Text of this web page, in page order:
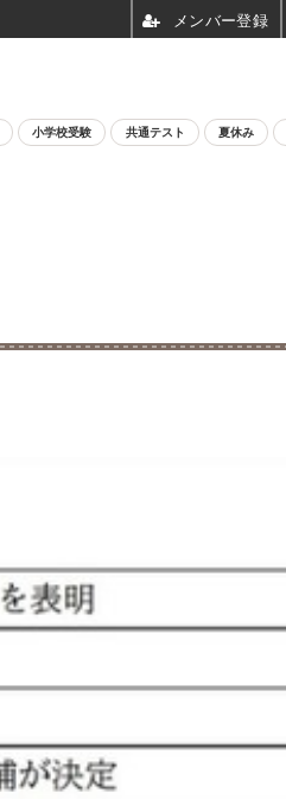
小学校受験 共通テスト 夏休み